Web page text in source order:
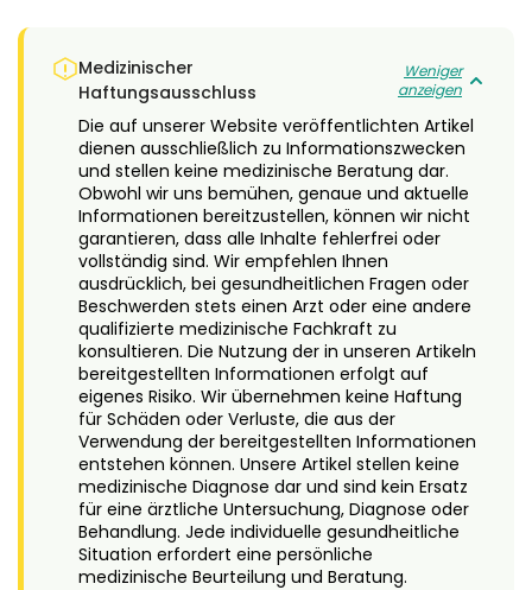
Medizinischer
Haftungsausschluss
Weniger
anzeigen
Die auf unserer Website veröffentlichten Artikel
dienen ausschließlich zu Informationszwecken
und stellen keine medizinische Beratung dar.
Obwohl wir uns bemühen, genaue und aktuelle
Informationen bereitzustellen, können wir nicht
garantieren, dass alle Inhalte fehlerfrei oder
vollständig sind. Wir empfehlen Ihnen
ausdrücklich, bei gesundheitlichen Fragen oder
Beschwerden stets einen Arzt oder eine andere
qualifizierte medizinische Fachkraft zu
konsultieren. Die Nutzung der in unseren Artikeln
bereitgestellten Informationen erfolgt auf
eigenes Risiko. Wir übernehmen keine Haftung
für Schäden oder Verluste, die aus der
Verwendung der bereitgestellten Informationen
entstehen können. Unsere Artikel stellen keine
medizinische Diagnose dar und sind kein Ersatz
für eine ärztliche Untersuchung, Diagnose oder
Behandlung. Jede individuelle gesundheitliche
Situation erfordert eine persönliche
medizinische Beurteilung und Beratung.